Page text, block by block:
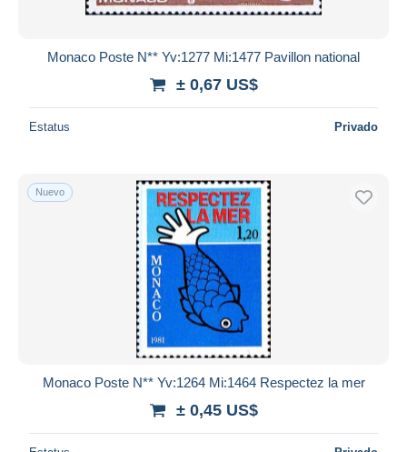
Monaco Poste N** Yv:1277 Mi:1477 Pavillon national
± 0,67 US$
Estatus Privado
Nuevo
Monaco Poste N** Yv:1264 Mi:1464 Respectez la mer
± 0,45 US$